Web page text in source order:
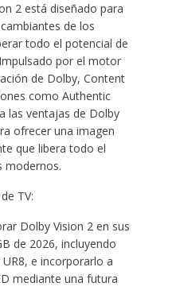
2 está diseñado para
de los
todo el potencial de
por el motor
de Dolby, Content
como Authentic
las ventajas de Dolby
ofrecer una imagen
que libera todo el
modernos.
TV:
Dolby Vision 2 en sus
de 2026, incluyendo
e incorporarlo a
mediante una futura